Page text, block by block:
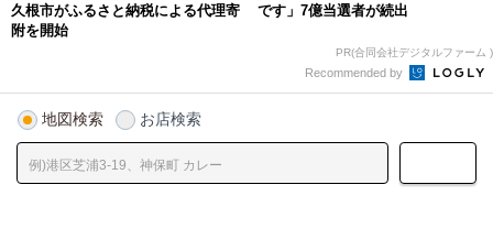
久根市がふるさと納税による代理寄
附を開始
です」7億当選者が続出
PR(合同会社デジタルファーム )
Recommended by
地図検索 お店検索